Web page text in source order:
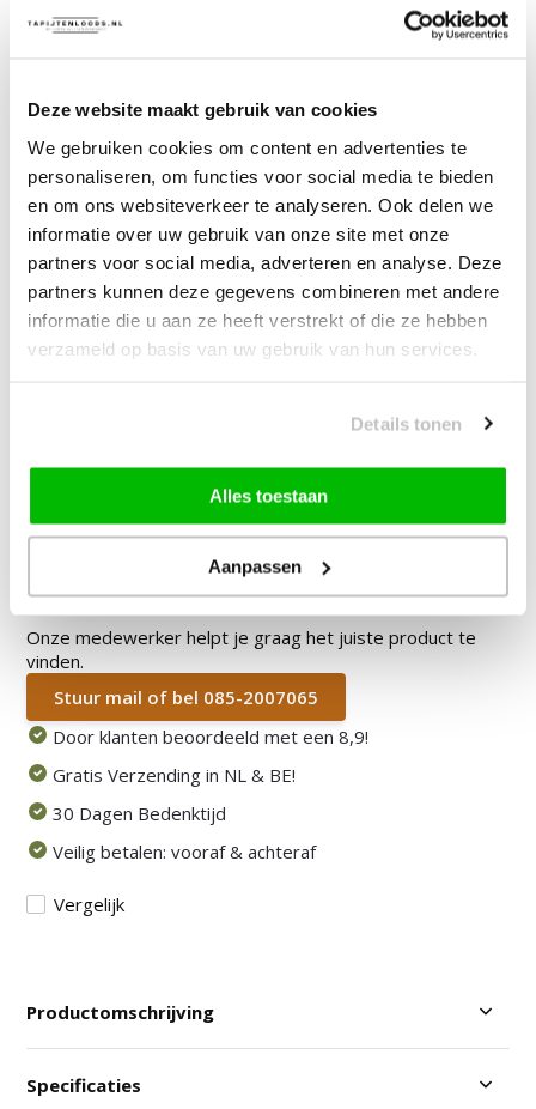
Deze website maakt gebruik van cookies
We gebruiken cookies om content en advertenties te
personaliseren, om functies voor social media te bieden
en om ons websiteverkeer te analyseren. Ook delen we
informatie over uw gebruik van onze site met onze
partners voor social media, adverteren en analyse. Deze
partners kunnen deze gegevens combineren met andere
informatie die u aan ze heeft verstrekt of die ze hebben
verzameld op basis van uw gebruik van hun services.
Details tonen
Alles toestaan
Aanpassen
vanaf 15,00 10% korting
James Vloerkleed Schoonmaakset
| Complete Reinigingsset voor
Tapijt
Vink producten om toe te voegen
Heb je een vraag over dit product?
Onze medewerker helpt je graag het juiste product te
vinden.
Stuur mail of bel 085-2007065
Door klanten beoordeeld met een 8,9!
Gratis Verzending in NL & BE!
30 Dagen Bedenktijd
Veilig betalen: vooraf & achteraf
Vergelijk
Productomschrijving
Specificaties